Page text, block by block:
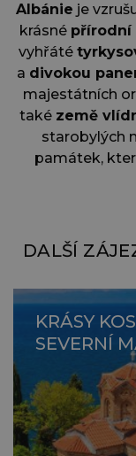
Albánie je
krásné přírodní
vyhřáté
a divokou
majestátních
také země
starobylých
památek,
DALŠÍ
KRÁSY
SEVERNÍ